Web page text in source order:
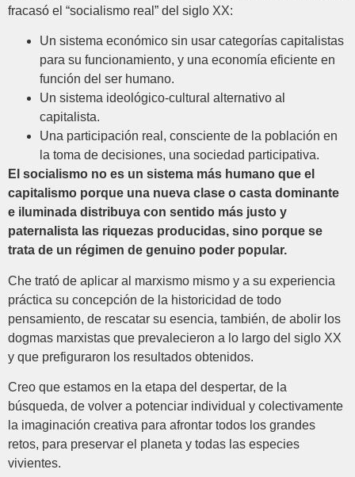
fracasó el “socialismo real” del siglo XX:
Un sistema económico sin usar categorías capitalistas
para su funcionamiento, y una economía eficiente en
función del ser humano.
Un sistema ideológico-cultural alternativo al
capitalista.
Una participación real, consciente de la población en
la toma de decisiones, una sociedad participativa.
El socialismo no es un sistema más humano que el
capitalismo porque una nueva clase o casta dominante
e iluminada distribuya con sentido más justo y
paternalista las riquezas producidas, sino porque se
trata de un régimen de genuino poder popular.
Che trató de aplicar al marxismo mismo y a su experiencia
práctica su concepción de la historicidad de todo
pensamiento, de rescatar su esencia, también, de abolir los
dogmas marxistas que prevalecieron a lo largo del siglo XX
y que prefiguraron los resultados obtenidos.
Creo que estamos en la etapa del despertar, de la
búsqueda, de volver a potenciar individual y colectivamente
la imaginación creativa para afrontar todos los grandes
retos, para preservar el planeta y todas las especies
vivientes.